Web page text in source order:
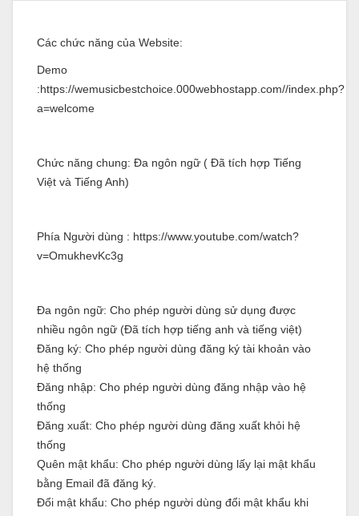
Các chức năng của Website:
Demo
:https://wemusicbestchoice.000webhostapp.com//index.php?
a=welcome
Chức năng chung: Đa ngôn ngữ ( Đã tích hợp Tiếng
Việt và Tiếng Anh)
Phía Người dùng : https://www.youtube.com/watch?
v=OmukhevKc3g
Đa ngôn ngữ: Cho phép người dùng sử dụng được
nhiều ngôn ngữ (Đã tích hợp tiếng anh và tiếng việt)
Đăng ký: Cho phép người dùng đăng ký tài khoản vào
hệ thống
Đăng nhập: Cho phép người dùng đăng nhập vào hệ
thống
Đăng xuất: Cho phép người dùng đăng xuất khỏi hệ
thống
Quên mật khẩu: Cho phép người dùng lấy lại mật khẩu
bằng Email đã đăng ký.
Đổi mật khẩu: Cho phép người dùng đổi mật khẩu khi